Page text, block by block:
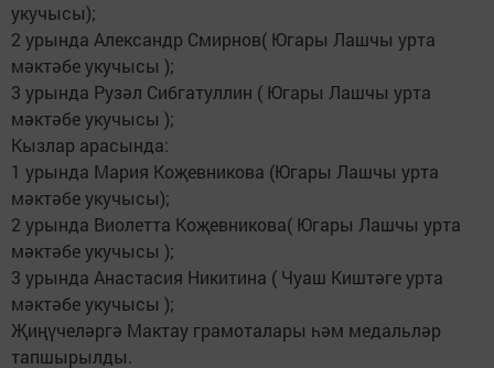
укучысы);
2 урында Александр Смирнов( Югары Лашчы урта
мәктәбе укучысы );
3 урында Рузәл Сибгатуллин ( Югары Лашчы урта
мәктәбе укучысы );
Кызлар арасында:
1 урында Мария Коҗевникова (Югары Лашчы урта
мәктәбе укучысы);
2 урында Виолетта Коҗевникова( Югары Лашчы урта
мәктәбе укучысы );
3 урында Анастасия Никитина ( Чуаш Киштәге урта
мәктәбе укучысы );
Җиңүчеләргә Мактау грамоталары һәм медальләр
тапшырылды.